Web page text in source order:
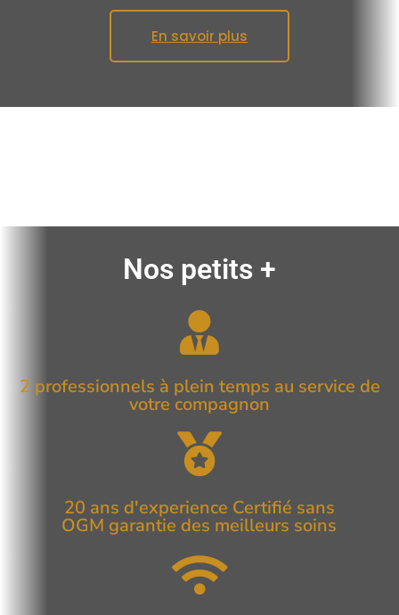
En savoir plus
Nos petits +
2 professionnels à plein temps au service de
votre compagnon
20 ans d'experience Certifié sans
OGM garantie des meilleurs soins